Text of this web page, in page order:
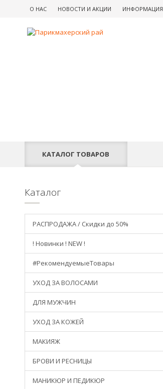
О НАС НОВОСТИ И АКЦИИ ИНФОРМАЦИЯ
КАТАЛОГ ТОВАРОВ
Каталог
РАСПРОДАЖА / Скидки до 50%
! Новинки ! NEW !
#РекомендуемыеТовары
УХОД ЗА ВОЛОСАМИ
ДЛЯ МУЖЧИН
УХОД ЗА КОЖЕЙ
МАКИЯЖ
БРОВИ И РЕСНИЦЫ
МАНИКЮР И ПЕДИКЮР